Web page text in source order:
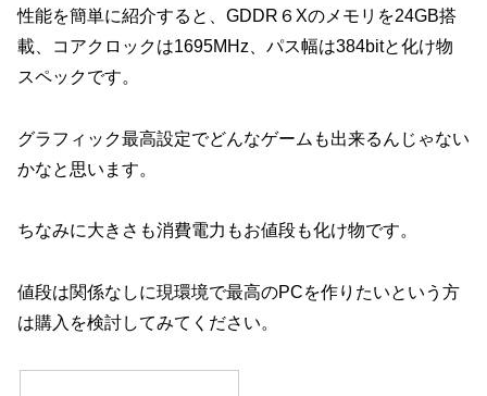
性能を簡単に紹介すると、GDDR６Xのメモリを24GB搭
載、コアクロックは1695MHz、パス幅は384bitと化け物
スペックです。
グラフィック最高設定でどんなゲームも出来るんじゃない
かなと思います。
ちなみに大きさも消費電力もお値段も化け物です。
値段は関係なしに現環境で最高のPCを作りたいという方
は購入を検討してみてください。